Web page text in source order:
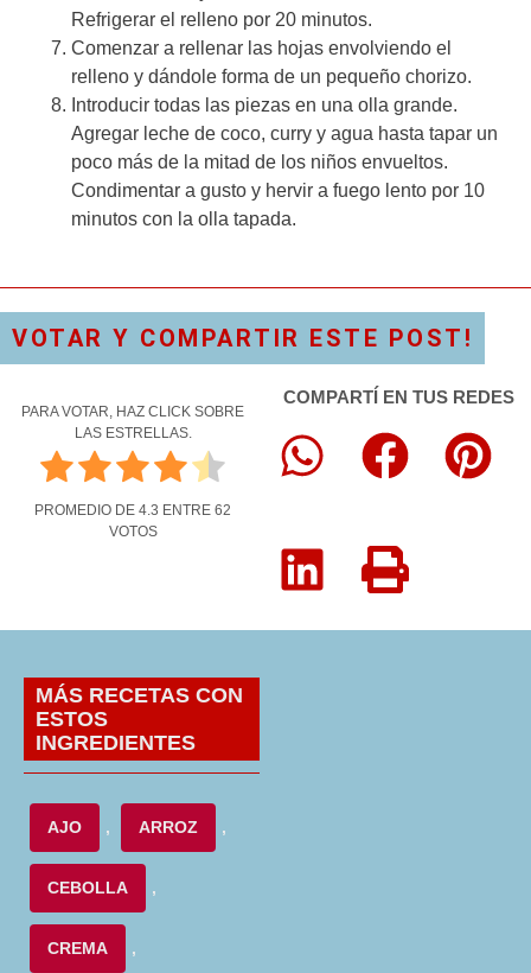
Refrigerar el relleno por 20 minutos.
Comenzar a rellenar las hojas envolviendo el
relleno y dándole forma de un pequeño chorizo.
Introducir todas las piezas en una olla grande.
Agregar leche de coco, curry y agua hasta tapar un
poco más de la mitad de los niños envueltos.
Condimentar a gusto y hervir a fuego lento por 10
minutos con la olla tapada.
VOTAR Y COMPARTIR ESTE POST!
PARA VOTAR, HAZ CLICK SOBRE
LAS ESTRELLAS.
PROMEDIO DE 4.3 ENTRE 62
VOTOS
COMPARTÍ EN TUS REDES
MÁS RECETAS CON
ESTOS
INGREDIENTES
AJO , ARROZ ,
CEBOLLA ,
CREMA ,